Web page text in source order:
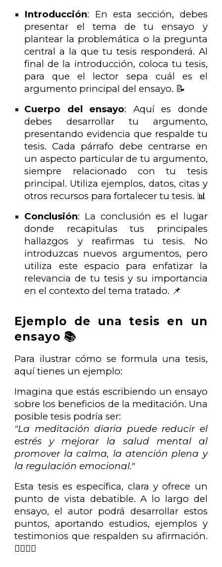
Introducción: En esta sección, debes
presentar el tema de tu ensayo y
plantear la problemática o la pregunta
central a la que tu tesis responderá. Al
final de la introducción, coloca tu tesis,
para que el lector sepa cuál es el
argumento principal del ensayo. 📝
Cuerpo del ensayo: Aquí es donde
debes desarrollar tu argumento,
presentando evidencia que respalde tu
tesis. Cada párrafo debe centrarse en
un aspecto particular de tu argumento,
siempre relacionado con tu tesis
principal. Utiliza ejemplos, datos, citas y
otros recursos para fortalecer tu tesis. 📊
Conclusión: La conclusión es el lugar
donde recapitulas tus principales
hallazgos y reafirmas tu tesis. No
introduzcas nuevos argumentos, pero
utiliza este espacio para enfatizar la
relevancia de tu tesis y su importancia
en el contexto del tema tratado. 📌
Ejemplo de una tesis en un
ensayo 📚
Para ilustrar cómo se formula una tesis,
aquí tienes un ejemplo:
Imagina que estás escribiendo un ensayo
sobre los beneficios de la meditación. Una
posible tesis podría ser:
"La meditación diaria puede reducir el
estrés y mejorar la salud mental al
promover la calma, la atención plena y
la regulación emocional."
Esta tesis es específica, clara y ofrece un
punto de vista debatible. A lo largo del
ensayo, el autor podrá desarrollar estos
puntos, aportando estudios, ejemplos y
testimonios que respalden su afirmación.
💆‍♀️🧘‍♂️